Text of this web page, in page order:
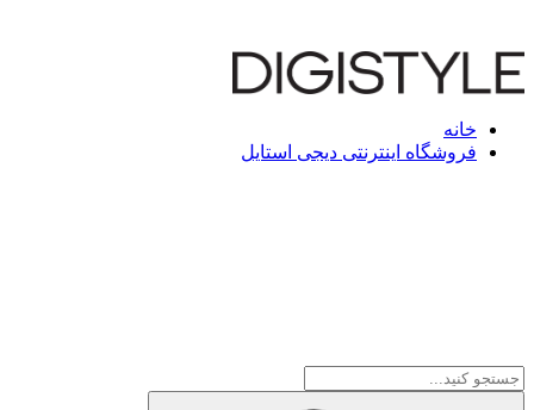
خانه
فروشگاه اینترنتی دیجی استایل